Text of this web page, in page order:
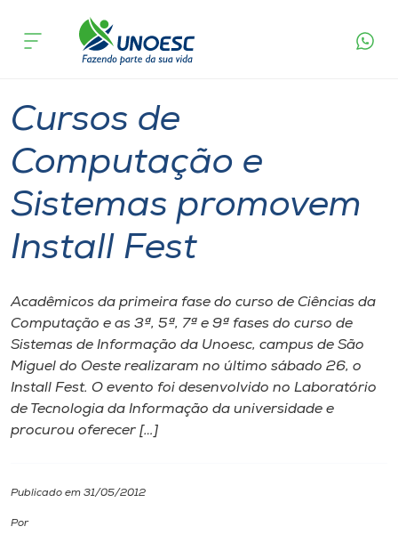
Cursos
Pesquisa
Atendimento ao Estudante
Portal de Ensino
A
Unoesc
Internacionalização
I.nova
Diplomados
acontece
Cursos de
Computação e
Sistemas promovem
Install Fest
Acadêmicos da primeira fase do curso de Ciências da
Computação e as 3ª, 5ª, 7ª e 9ª fases do curso de
Sistemas de Informação da Unoesc, campus de São
Miguel do Oeste realizaram no último sábado 26, o
Install Fest. O evento foi desenvolvido no Laboratório
de Tecnologia da Informação da universidade e
procurou oferecer […]
Publicado em 31/05/2012
Por